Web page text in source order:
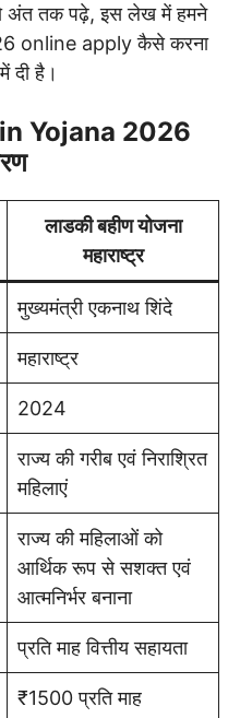
अंत तक पढ़े, इस लेख में हमने
online apply कैसे करना
दी है।
Yojana 2026
लाडकी बहीण योजना
महाराष्ट्र
मुख्यमंत्री एकनाथ शिंदे
महाराष्ट्र
2024
राज्य की गरीब एवं निराश्रित
महिलाएं
राज्य की महिलाओं को
आर्थिक रूप से सशक्त एवं
आत्मनिर्भर बनाना
प्रति माह वित्तीय सहायता
₹1500 प्रति माह